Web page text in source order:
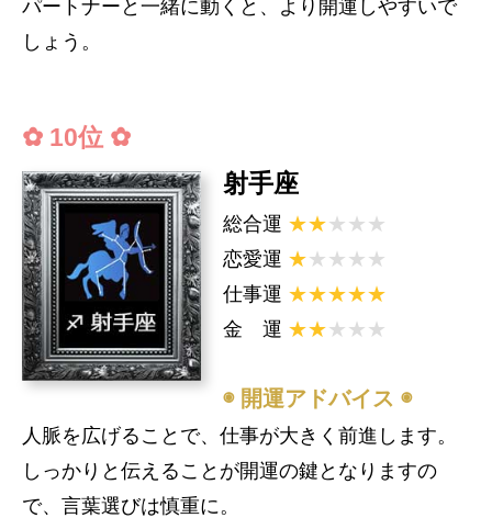
パートナーと一緒に動くと、より開運しやすいで
しょう。
✿ 10位 ✿
射手座
総合運 ★★★★★
恋愛運 ★★★★★
仕事運 ★★★★★
金 運 ★★★★★
◉ 開運アドバイス ◉
人脈を広げることで、仕事が大きく前進します。
しっかりと伝えることが開運の鍵となりますの
で、言葉選びは慎重に。
宿曜占星術